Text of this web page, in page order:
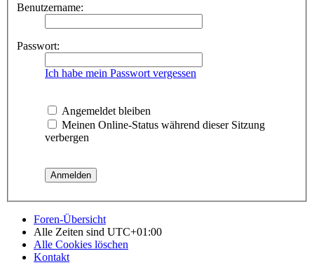
Benutzername:
Passwort:
Ich habe mein Passwort vergessen
Angemeldet bleiben
Meinen Online-Status während dieser Sitzung
verbergen
Foren-Übersicht
Alle Zeiten sind UTC+01:00
Alle Cookies löschen
Kontakt